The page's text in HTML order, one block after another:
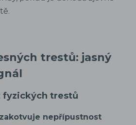
trestů: jasný
fyzických trestů
nepřípustnost